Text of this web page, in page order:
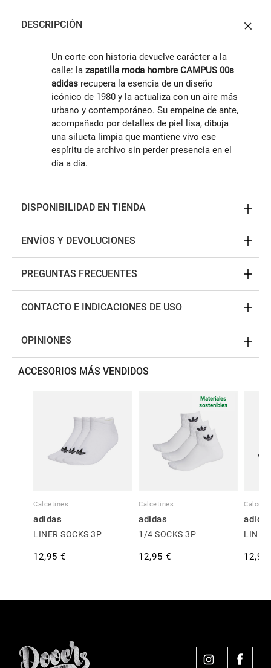
DESCRIPCIÓN
Un corte con historia devuelve carácter a la
calle: la zapatilla moda hombre CAMPUS 00s
adidas recupera la esencia de un diseño
icónico de 1980 y la actualiza con un aire más
urbano y contemporáneo. Su empeine de ante,
acompañado por detalles de piel lisa, dibuja
una silueta limpia que mantiene vivo ese
espíritu de archivo sin perder presencia en el
día a día.
DISPONIBILIDAD EN TIENDA
ENVÍOS Y DEVOLUCIONES
PREGUNTAS FRECUENTES
CONTACTO E INDICACIONES DE USO
OPINIONES
ACCESORIOS MÁS VENDIDOS
Calcetines
adidas
LINER SOCKS 3P
12,95 €
Materiales
sostenibles
Calcetines
adidas
1/4 SOCKS 3P
12,95 €
LINER
12,95